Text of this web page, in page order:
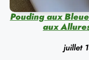
Pouding aux
aux
juillet